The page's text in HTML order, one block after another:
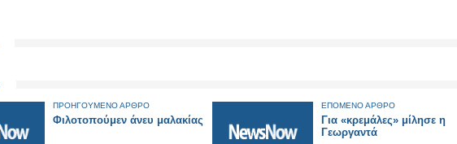
ΠΡΟΗΓΟΥΜΕΝΟ ΑΡΘΡΟ
Φιλοτοπούμεν άνευ μαλακίας
ΕΠΟΜΕΝΟ ΑΡΘΡΟ
Για «κρεμάλες» μίλησε η
Γεωργαντά